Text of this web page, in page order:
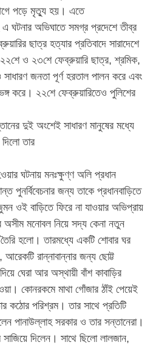
আগে পড়ে মৃত্যু হয়। এতে
অভিঘাতে সমগ্র প্রদেশে তীব্র
ছাত্র হত্যার প্রতিবাদে সারাদেশে
ও ২৩শে ফেব্রুয়ারি ছাত্র, শ্রমিক,
সাধারণ জনতা পূর্ণ হরতাল পালন করে এবং
করে। ২২শে ফেব্রুয়ারিতেও পুলিশের
দুই অংশেই সাধারণ মানুষের মধ্যে
তার
ঘটনায় মনঃক্ষুণ্ণ অলি প্রধান
পুনর্বিবেচনার জন্য তাকে প্রধানবাড়িতে
ওই বাড়িতে ফিরে না যাওয়ার অভিপ্রায়
মনোবল নিয়ে সদ্য কেনা নতুন
হলো। তারমধ্যে একটি শোবার ঘর
আরেকটি রান্নাবান্নার জন্য ছোট্ট
ঘেরা আর অস্থায়ী বাঁশ কাবাড়ির
কোনরকমে মাথা গোঁজার ঠাঁই পেয়েই
পরিশ্রম। তার সাথে প্রতিটি
পানাউল্লাহ সরকার ও তার সন্তানেরা।
দিলেন। সাথে ছিলো লালজান,